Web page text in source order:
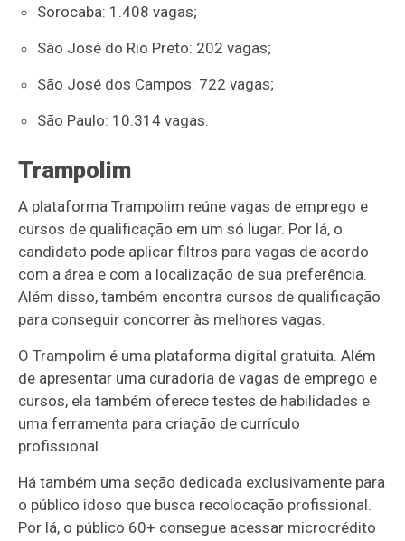
Sorocaba: 1.408 vagas;
São José do Rio Preto: 202 vagas;
São José dos Campos: 722 vagas;
São Paulo: 10.314 vagas.
Trampolim
A plataforma Trampolim reúne vagas de emprego e
cursos de qualificação em um só lugar. Por lá, o
candidato pode aplicar filtros para vagas de acordo
com a área e com a localização de sua preferência.
Além disso, também encontra cursos de qualificação
para conseguir concorrer às melhores vagas.
O Trampolim é uma plataforma digital gratuita. Além
de apresentar uma curadoria de vagas de emprego e
cursos, ela também oferece testes de habilidades e
uma ferramenta para criação de currículo
profissional.
Há também uma seção dedicada exclusivamente para
o público idoso que busca recolocação profissional.
Por lá, o público 60+ consegue acessar microcrédito